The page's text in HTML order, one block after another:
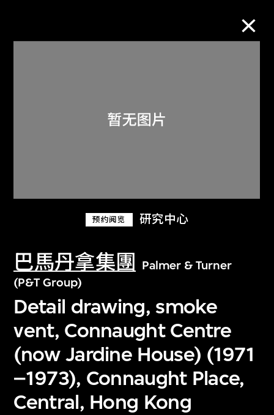
预约阅览 研究中心
巴馬丹拿集團
Palmer & Turner
(P&T Group)
Detail drawing, smoke
vent, Connaught Centre
(now Jardine House) (1971
–1973), Connaught Place,
Central, Hong Kong
关于M+藏品
探索世界顶级的二十及二十一世纪视觉
文化藏品。